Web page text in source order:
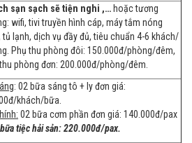
sạn sạch sẽ tiện nghi ,…hoặc tương
wifi, tivi truyền hình cáp, máy tắm nóng
tủ lạnh, dịch vụ đầy đủ, tiêu chuẩn 4-6 khách/
Phụ thu phòng đôi: 150.000đ/phòng/đêm,
phòng đơn: 200.000đ/phòng/đêm.
: 02 bữa sáng tô + ly đơn giá:
khách/bữa.
02 bữa cơm phần đơn giá: 140.000đ/pax
tiệc hải sản: 220.000đ/pax.